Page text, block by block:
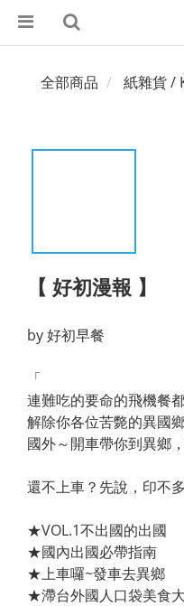
全部商品 紙雜貨 /
【 好初漫報 】
by 好初早餐
「
連難吃的要命的飛機餐
解除你各位苦斃的異國
國外～開車帶你到異鄉
還不上車？先說，印不
★VOL.1不出國的出國
★國內出國必帶指南
★上車囉~發車去異鄉
★滯台外國人口袋美食